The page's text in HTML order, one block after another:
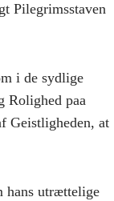
Pilegrimsstaven
i de sydlige
Rolighed paa
Geistligheden, at
hans utrættelige